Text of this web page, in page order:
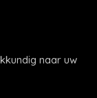
naar uw